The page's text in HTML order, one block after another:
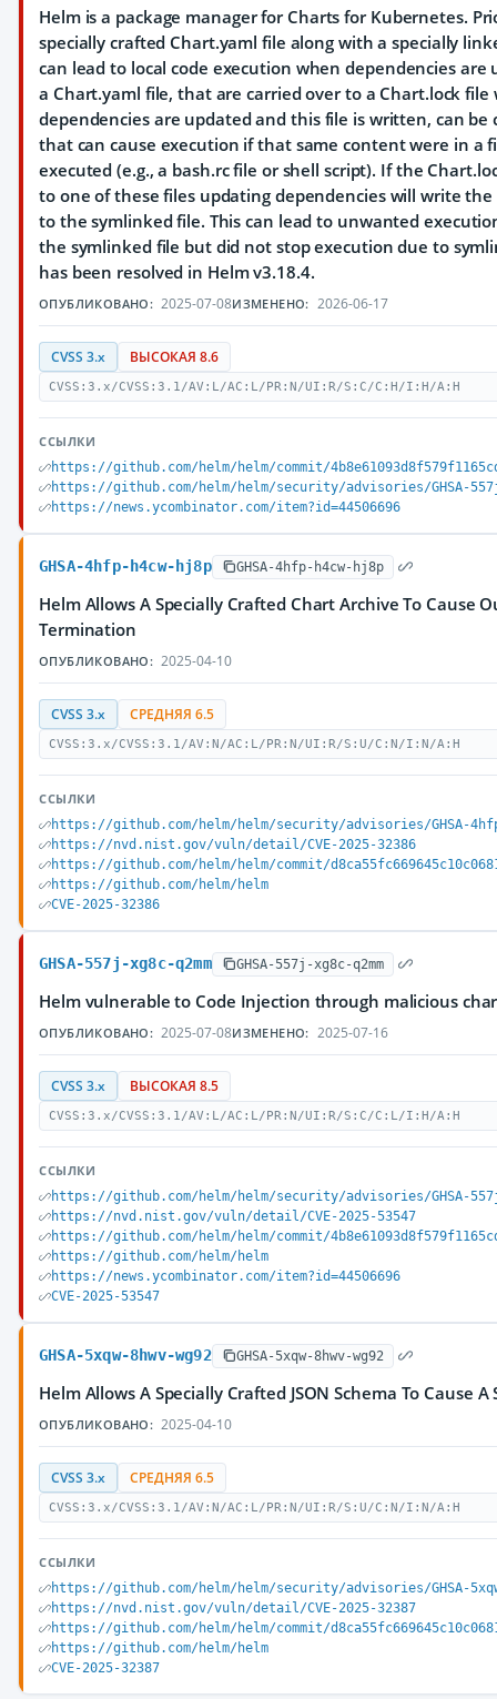
Helm is a package manager for Charts for Kubernetes.
specially crafted Chart.yaml file along with a specially
can lead to local code execution when dependencies are
a Chart.yaml file, that are carried over to a Chart.lock file
dependencies are updated and this file is written, can be
that can cause execution if that same content were in a
executed (e.g., a bash.rc file or shell script). If the
to one of these files updating dependencies will write
to the symlinked file. This can lead to unwanted
the symlinked file but did not stop execution due to
has been resolved in Helm v3.18.4.
ОПУБЛИКОВАНО: 2025-07-08ИЗМЕНЕНО: 2026-06-17
CVSS 3.x ВЫСОКАЯ 8.6
CVSS:3.x/CVSS:3.1/AV:L/AC:L/PR:N/UI:R/S:C/C:H/I:H/A:H
ССЫЛКИ
https://github.com/helm/helm/commit/
https://github.com/helm/helm/security/advisories/GHSA-
https://news.ycombinator.com/item?id=44506696
GHSA-4hfp-h4cw-hj8p GHSA-4hfp-h4cw-hj8p
Helm Allows A Specially Crafted Chart Archive To Cause
Termination
ОПУБЛИКОВАНО: 2025-04-10
CVSS 3.x СРЕДНЯЯ 6.5
CVSS:3.x/CVSS:3.1/AV:N/AC:L/PR:N/UI:R/S:U/C:N/I:N/A:H
ССЫЛКИ
https://github.com/helm/helm/security/advisories/GHSA-
https://nvd.nist.gov/vuln/detail/CVE-2025-32386
https://github.com/helm/helm/commit/
https://github.com/helm/helm
CVE-2025-32386
GHSA-557j-xg8c-q2mm GHSA-557j-xg8c-q2mm
Helm vulnerable to Code Injection through malicious
ОПУБЛИКОВАНО: 2025-07-08ИЗМЕНЕНО: 2025-07-16
CVSS 3.x ВЫСОКАЯ 8.5
CVSS:3.x/CVSS:3.1/AV:L/AC:L/PR:N/UI:R/S:C/C:L/I:H/A:H
ССЫЛКИ
https://github.com/helm/helm/security/advisories/GHSA-
https://nvd.nist.gov/vuln/detail/CVE-2025-53547
https://github.com/helm/helm/commit/
https://github.com/helm/helm
https://news.ycombinator.com/item?id=44506696
CVE-2025-53547
GHSA-5xqw-8hwv-wg92 GHSA-5xqw-8hwv-wg92
Helm Allows A Specially Crafted JSON Schema To Cause
ОПУБЛИКОВАНО: 2025-04-10
CVSS 3.x СРЕДНЯЯ 6.5
CVSS:3.x/CVSS:3.1/AV:N/AC:L/PR:N/UI:R/S:U/C:N/I:N/A:H
ССЫЛКИ
https://github.com/helm/helm/security/advisories/GHSA-
https://nvd.nist.gov/vuln/detail/CVE-2025-32387
https://github.com/helm/helm/commit/
https://github.com/helm/helm
CVE-2025-32387